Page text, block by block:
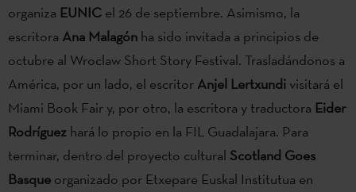
organiza EUNIC el 26 de septiembre. Asimismo, la
escritora Ana Malagón ha sido invitada a principios de
octubre al Wroclaw Short Story Festival. Trasladándonos a
América, por un lado, el escritor Anjel Lertxundi visitará el
Miami Book Fair y, por otro, la escritora y traductora Eider
Rodríguez hará lo propio en la FIL Guadalajara. Para
terminar, dentro del proyecto cultural Scotland Goes
Basque organizado por Etxepare Euskal Institutua en